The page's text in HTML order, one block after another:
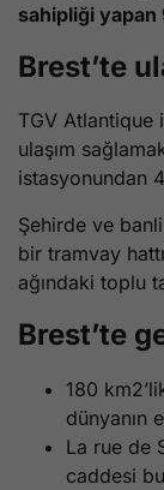
sahipliği yapan
Brest’te
TGV Atlantique
ulaşım
istasyonundan
Şehirde ve
bir tramvay
ağındaki toplu
Brest’te
180
dünyanın
La rue de
caddesi